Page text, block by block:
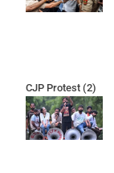
CJP Protest (2)